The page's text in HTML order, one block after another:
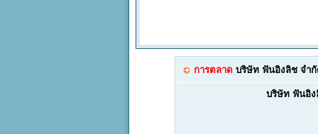
การตลาด บริษัท ฟันอิงลิช จำ
บริษัท ฟันอิ